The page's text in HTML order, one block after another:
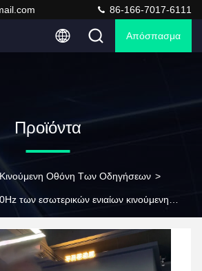
86-166-7017-6111
Απόσπασμα
Προϊόντα
Κινούμενη Οθόνη Των Οδηγήσεων >
των εσωτερικών ενιαίων κινούμενη